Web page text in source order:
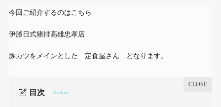
今回ご紹介するのはこちら
伊勝日式猪排高雄忠孝店
豚カツをメインとした 定食屋さん となります。
目次 Outline